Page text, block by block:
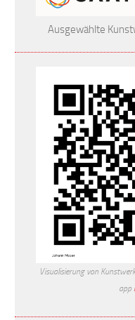
Ausgewählte
Visualisierung von
app